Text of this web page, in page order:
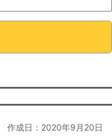
作成日：2020年9月20日